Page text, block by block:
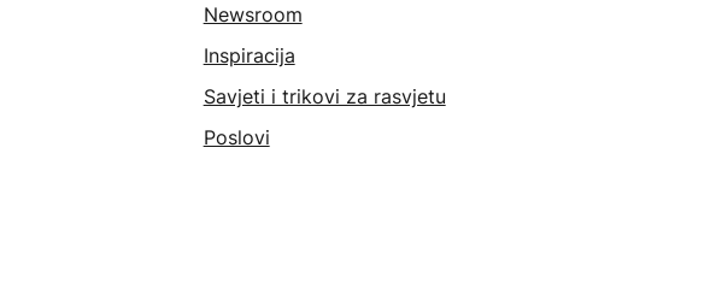
Newsroom
Inspiracija
Savjeti i trikovi za rasvjetu
Poslovi